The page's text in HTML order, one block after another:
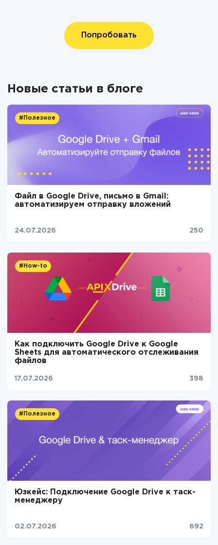
Попробовать
Новые статьи в блоге
#Полезное
Файл в Google Drive, письмо в Gmail:
автоматизируем отправку вложений
24.07.2026 250
#How-to
Как подключить Google Drive к Google
Sheets для автоматического отслеживания
файлов
17.07.2026 398
#Полезное
Юзкейс: Подключение Google Drive к таск-
менеджеру
02.07.2026 692